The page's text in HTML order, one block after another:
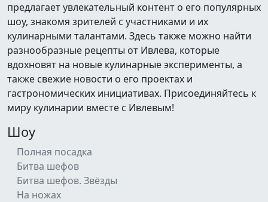
предлагает увлекательный контент о его популярных
шоу, знакомя зрителей с участниками и их
кулинарными талантами. Здесь также можно найти
разнообразные рецепты от Ивлева, которые
вдохновят на новые кулинарные эксперименты, а
также свежие новости о его проектах и
гастрономических инициативах. Присоединяйтесь к
миру кулинарии вместе с Ивлевым!
Шоу
Полная посадка
Битва шефов
Битва шефов. Звёзды
На ножах